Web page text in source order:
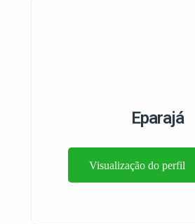
Eparajá
Visualização do perfil